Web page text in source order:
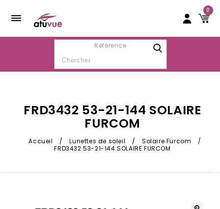
0
Référence
FRD3432 53-21-144 SOLAIRE
FURCOM
Accueil / Lunettes de soleil / Solaire Furcom
/
FRD3432 53-21-144 SOLAIRE FURCOM